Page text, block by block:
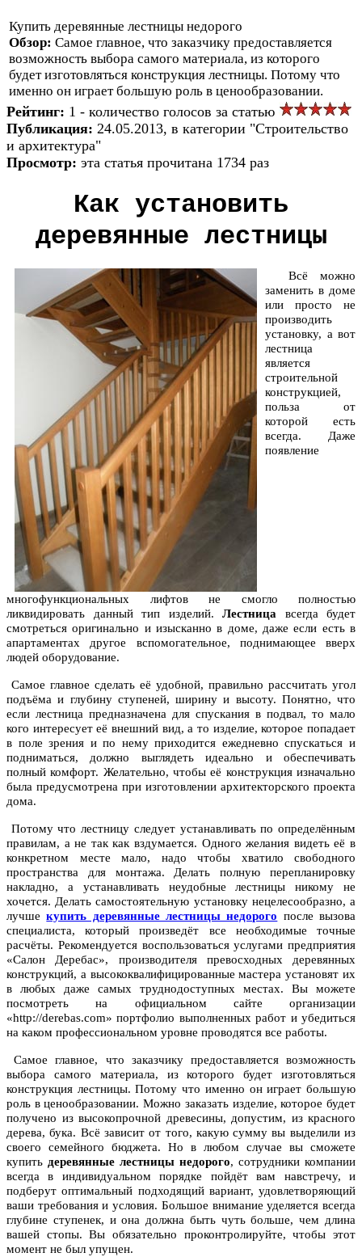
Купить деревянные лестницы недорого
Обзор: Самое главное, что заказчику предоставляется
возможность выбора самого материала, из которого
будет изготовляться конструкция лестницы. Потому что
именно он играет большую роль в ценообразовании.
Рейтинг: 1 - количество голосов за статью
Публикация: 24.05.2013, в категории "Строительство
и архитектура"
Просмотр: эта статья прочитана 1734 раз
Как установить
деревянные лестницы
Всё можно
заменить в доме
или просто не
производить
установку, а вот
лестница
является
строительной
конструкцией,
польза от
которой есть
всегда. Даже
появление
многофункциональных лифтов не смогло полностью
ликвидировать данный тип изделий. Лестница всегда будет
смотреться оригинально и изысканно в доме, даже если есть в
апартаментах другое вспомогательное, поднимающее вверх
людей оборудование.
Самое главное сделать её удобной, правильно рассчитать угол
подъёма и глубину ступеней, ширину и высоту. Понятно, что
если лестница предназначена для спускания в подвал, то мало
кого интересует её внешний вид, а то изделие, которое попадает
в поле зрения и по нему приходится ежедневно спускаться и
подниматься, должно выглядеть идеально и обеспечивать
полный комфорт. Желательно, чтобы её конструкция изначально
была предусмотрена при изготовлении архитекторского проекта
дома.
Потому что лестницу следует устанавливать по определённым
правилам, а не так как вздумается. Одного желания видеть её в
конкретном месте мало, надо чтобы хватило свободного
пространства для монтажа. Делать полную перепланировку
накладно, а устанавливать неудобные лестницы никому не
хочется. Делать самостоятельную установку нецелесообразно, а
лучшекупить деревянные лестницы недорого после вызова
специалиста, который произведёт все необходимые точные
расчёты. Рекомендуется воспользоваться услугами предприятия
«Салон Деребас», производителя превосходных деревянных
конструкций, а высококвалифицированные мастера установят их
в любых даже самых труднодоступных местах. Вы можете
посмотреть на официальном сайте организации
«http://derebas.com» портфолио выполненных работ и убедиться
на каком профессиональном уровне проводятся все работы.
Самое главное, что заказчику предоставляется возможность
выбора самого материала, из которого будет изготовляться
конструкция лестницы. Потому что именно он играет большую
роль в ценообразовании. Можно заказать изделие, которое будет
получено из высокопрочной древесины, допустим, из красного
дерева, бука. Всё зависит от того, какую сумму вы выделили из
своего семейного бюджета. Но в любом случае вы сможете
купить деревянные лестницы недорого, сотрудники компании
всегда в индивидуальном порядке пойдёт вам навстречу, и
подберут оптимальный подходящий вариант, удовлетворяющий
ваши требования и условия. Большое внимание уделяется всегда
глубине ступенек, и она должна быть чуть больше, чем длина
вашей стопы. Вы обязательно проконтролируйте, чтобы этот
момент не был упущен.